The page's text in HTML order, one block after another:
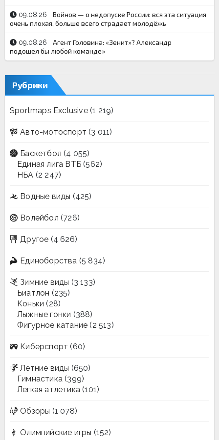
09.08.26
Войнов — о недопуске России: вся эта ситуация
очень плохая, больше всего страдает молодёжь
09.08.26
Агент Головина: «Зенит»? Александр
подошел бы любой команде»
Рубрики
Sportmaps Exclusive(1 219)
Авто-мотоспорт (3 011)
Баскетбол (4 055)
Единая лига ВТБ (562)
НБА (2 247)
Водные виды (425)
Волейбол (726)
Другое (4 626)
Единоборства (5 834)
Зимние виды (3 133)
Биатлон (235)
Коньки (28)
Лыжные гонки (388)
Фигурное катание (2 513)
Киберспорт (60)
Летние виды (650)
Гимнастика (399)
Легкая атлетика (101)
Обзоры (1 078)
Олимпийские игры (152)